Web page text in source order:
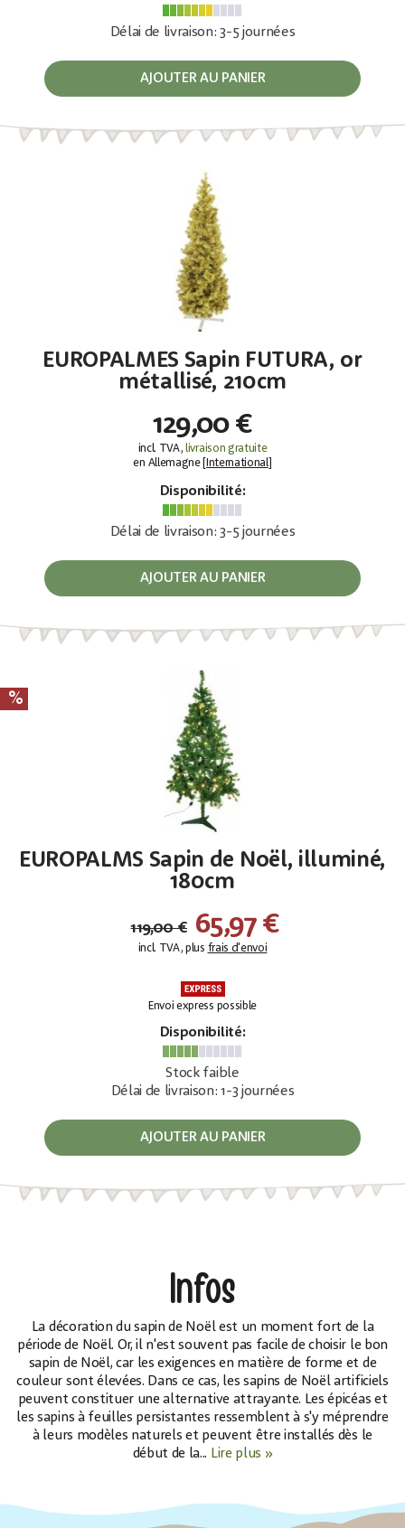
Délai de livraison: 3-5 journées
AJOUTER AU PANIER
EUROPALMES Sapin FUTURA, or
métallisé, 210cm
129,00 €
incl. TVA, livraison gratuite
en Allemagne [
International]
Disponibilité:
Délai de livraison: 3-5 journées
AJOUTER AU PANIER
EUROPALMS Sapin de Noël, illuminé,
180cm
119,00 € 65,97 €
incl. TVA, plus frais d'envoi
Envoi express possible
Disponibilité:
Stock faible
Délai de livraison: 1-3 journées
AJOUTER AU PANIER
Infos
La décoration du sapin de Noël est un moment fort de la
période de Noël. Or, il n'est souvent pas facile de choisir le bon
sapin de Noël, car les exigences en matière de forme et de
couleur sont élevées. Dans ce cas, les sapins de Noël artificiels
peuvent constituer une alternative attrayante. Les épicéas et
les sapins à feuilles persistantes ressemblent à s'y méprendre
à leurs modèles naturels et peuvent être installés dès le
début de la... Lire plus »